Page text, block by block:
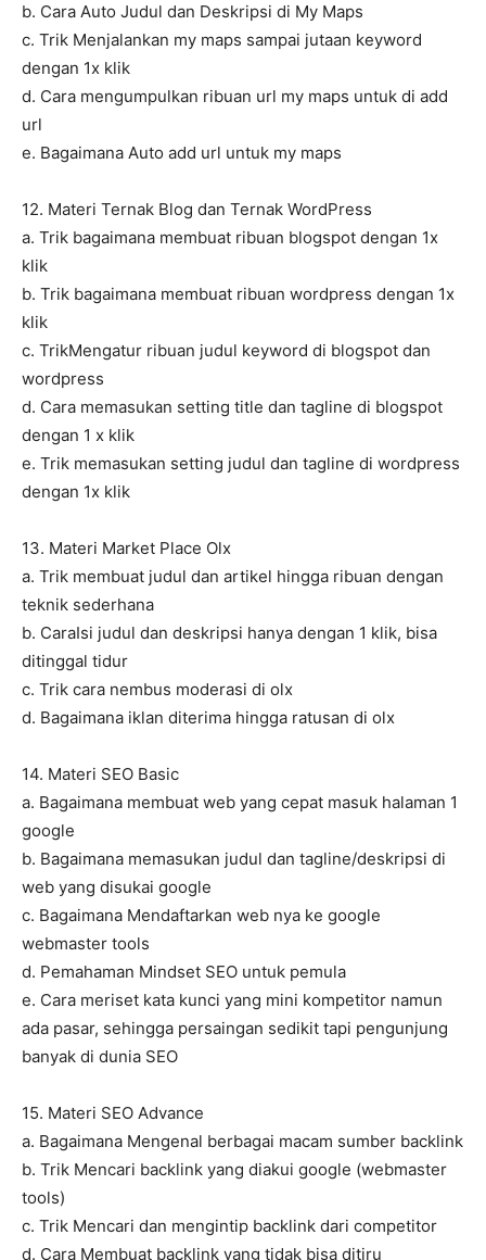
b. Cara Auto Judul dan Deskripsi di My Maps
c. Trik Menjalankan my maps sampai jutaan keyword
dengan 1x klik
d. Cara mengumpulkan ribuan url my maps untuk di add
url
e. Bagaimana Auto add url untuk my maps
12. Materi Ternak Blog dan Ternak WordPress
a. Trik bagaimana membuat ribuan blogspot dengan 1x
klik
b. Trik bagaimana membuat ribuan wordpress dengan 1x
klik
c. TrikMengatur ribuan judul keyword di blogspot dan
wordpress
d. Cara memasukan setting title dan tagline di blogspot
dengan 1 x klik
e. Trik memasukan setting judul dan tagline di wordpress
dengan 1x klik
13. Materi Market Place Olx
a. Trik membuat judul dan artikel hingga ribuan dengan
teknik sederhana
b. CaraIsi judul dan deskripsi hanya dengan 1 klik, bisa
ditinggal tidur
c. Trik cara nembus moderasi di olx
d. Bagaimana iklan diterima hingga ratusan di olx
14. Materi SEO Basic
a. Bagaimana membuat web yang cepat masuk halaman 1
google
b. Bagaimana memasukan judul dan tagline/deskripsi di
web yang disukai google
c. Bagaimana Mendaftarkan web nya ke google
webmaster tools
d. Pemahaman Mindset SEO untuk pemula
e. Cara meriset kata kunci yang mini kompetitor namun
ada pasar, sehingga persaingan sedikit tapi pengunjung
banyak di dunia SEO
15. Materi SEO Advance
a. Bagaimana Mengenal berbagai macam sumber backlink
b. Trik Mencari backlink yang diakui google (webmaster
tools)
c. Trik Mencari dan mengintip backlink dari competitor
d. Cara Membuat backlink yang tidak bisa ditiru